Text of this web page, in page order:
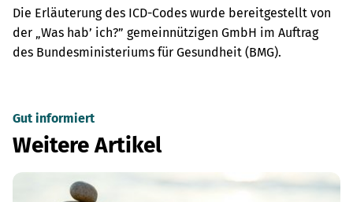
Die Erläuterung des ICD-Codes wurde bereitgestellt von
der „Was hab’ ich?” gemeinnützigen GmbH im Auftrag
des Bundesministeriums für Gesundheit (BMG).
Gut informiert
Weitere Artikel